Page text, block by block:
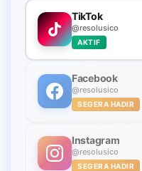
TikTok
@resolusico
AKTIF
Facebook
@resolusico
SEGERA HADIR
Instagram
@resolusico
SEGERA HADIR